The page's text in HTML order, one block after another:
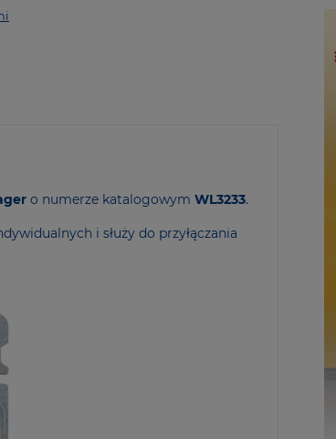
o numerze katalogowym WL3233.
i służy do przyłączania